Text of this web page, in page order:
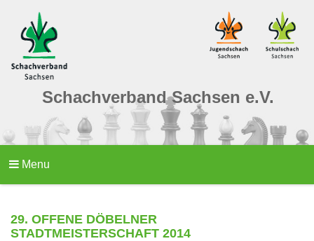
Schachverband Sachsen e.V.
Menu
29. OFFENE DÖBELNER
STADTMEISTERSCHAFT 2014